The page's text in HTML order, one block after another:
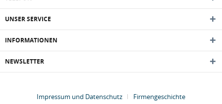
UNSER SERVICE
INFORMATIONEN
NEWSLETTER
Impressum und Datenschutz Firmengeschichte